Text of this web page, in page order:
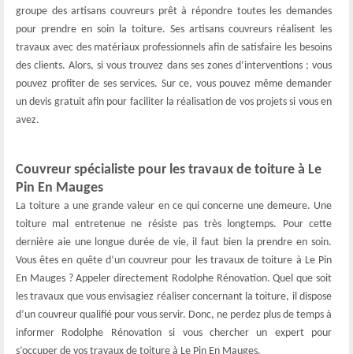
groupe des artisans couvreurs prêt à répondre toutes les demandes
pour prendre en soin la toiture. Ses artisans couvreurs réalisent les
travaux avec des matériaux professionnels afin de satisfaire les besoins
des clients. Alors, si vous trouvez dans ses zones d’interventions ; vous
pouvez profiter de ses services. Sur ce, vous pouvez même demander
un devis gratuit afin pour faciliter la réalisation de vos projets si vous en
avez.
Couvreur spécialiste pour les travaux de toiture à Le
Pin En Mauges
La toiture a une grande valeur en ce qui concerne une demeure. Une
toiture mal entretenue ne résiste pas très longtemps. Pour cette
dernière aie une longue durée de vie, il faut bien la prendre en soin.
Vous êtes en quête d’un couvreur pour les travaux de toiture à Le Pin
En Mauges ? Appeler directement Rodolphe Rénovation. Quel que soit
les travaux que vous envisagiez réaliser concernant la toiture, il dispose
d’un couvreur qualifié pour vous servir. Donc, ne perdez plus de temps à
informer Rodolphe Rénovation si vous chercher un expert pour
s’occuper de vos travaux de toiture à Le Pin En Mauges.